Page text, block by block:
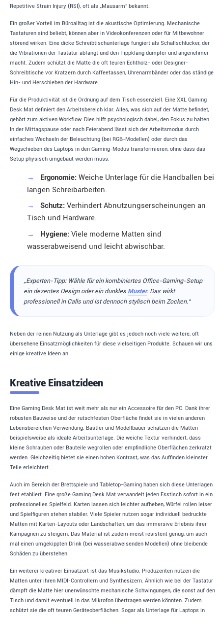
Repetitive Strain Injury (RSI), oft als „Mausarm“ bekannt.
Ein großer Vorteil im Büroalltag ist die akustische Optimierung. Mechanische
Tastaturen sind beliebt, können aber in Videokonferenzen oder für Mitbewohner
störend wirken. Eine dicke Schreibtischunterlage fungiert als Schallschlucker, der
die Vibrationen der Tastatur abfängt und den Tippklang dumpfer und angenehmer
macht. Zudem schützt die Matte die oft teuren Echtholz- oder Designer-
Schreibtische vor Kratzern durch Kaffeetassen, Uhrenarmbänder oder das ständige
Hin- und Herschieben der Hardware.
Für die Produktivität ist die Ordnung auf dem Tisch essenziell. Eine XXL Gaming
Desk Mat definiert den Arbeitsbereich klar. Alles, was sich auf der Matte befindet,
gehört zum aktiven Workflow. Dies hilft psychologisch dabei, den Fokus zu halten.
In der Mittagspause oder nach Feierabend lässt sich der Arbeitsmodus durch
einfaches Wechseln der Beleuchtung (bei RGB-Modellen) oder durch das
Wegschieben des Laptops in den Gaming-Modus transformieren, ohne dass das
Setup physisch umgebaut werden muss.
→ Ergonomie:Weiche Unterlage für die Handballen bei
langen Schreibarbeiten.
→
Schutz:Verhindert Abnutzungserscheinungen an
Tisch und Hardware.
→
Hygiene:Viele moderne Matten sind
wasserabweisend und leicht abwischbar.
„Experten-Tipp: Wähle für ein kombiniertes Office-Gaming-Setup
ein dezentes Design oder ein dunkles Muster. Das wirkt
professionell in Calls und ist dennoch stylisch beim Zocken.“
Neben der reinen Nutzung als Unterlage gibt es jedoch noch viele weitere, oft
übersehene Einsatzmöglichkeiten für diese vielseitigen Produkte. Schauen wir uns
einige kreative Ideen an.
Kreative Einsatzideen
Eine Gaming Desk Mat ist weit mehr als nur ein Accessoire für den PC. Dank ihrer
robusten Bauweise und der rutschfesten Oberfläche findet sie in vielen anderen
Lebensbereichen Verwendung. Bastler und Modellbauer schätzen die Matten
beispielsweise als ideale Arbeitsunterlage. Die weiche Textur verhindert, dass
kleine Schrauben oder Bauteile wegrollen oder empfindliche Oberflächen zerkratzt
werden. Gleichzeitig bietet sie einen hohen Kontrast, was das Auffinden kleinster
Teile erleichtert.
Auch im Bereich der Brettspiele und Tabletop-Gaming haben sich diese Unterlagen
fest etabliert. Eine große Gaming Desk Mat verwandelt jeden Esstisch sofort in ein
professionelles Spielfeld. Karten lassen sich leichter aufheben, Würfel rollen leiser
und Spielfiguren stehen stabiler. Viele Spieler nutzen sogar individuell bedruckte
Matten mit Karten-Layouts oder Landschaften, um das immersive Erlebnis ihrer
Kampagnen zu steigern. Das Material ist zudem meist resistent genug, um auch
mal einen umgekippten Drink (bei wasserabweisenden Modellen) ohne bleibende
Schäden zu überstehen.
Ein weiterer kreativer Einsatzort ist das Musikstudio. Produzenten nutzen die
Matten unter ihren MIDI-Controllern und Synthesizern. Ähnlich wie bei der Tastatur
dämpft die Matte hier unerwünschte mechanische Schwingungen, die sonst auf den
Tisch und damit eventuell in das Mikrofon übertragen werden könnten. Zudem
schützt sie die oft teuren Geräteoberflächen. Sogar als Unterlage für Laptops in